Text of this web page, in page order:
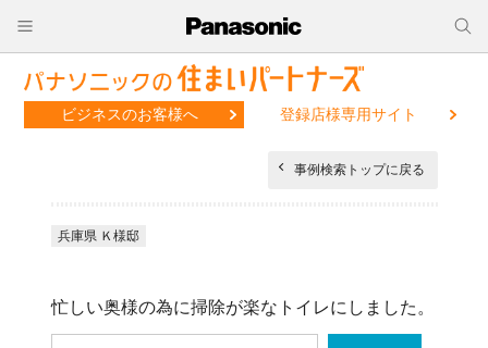
ビジネスのお客様へ 登録店様専用サイト
事例検索トップに戻る
兵庫県 Ｋ様邸
忙しい奥様の為に掃除が楽なトイレにしました。